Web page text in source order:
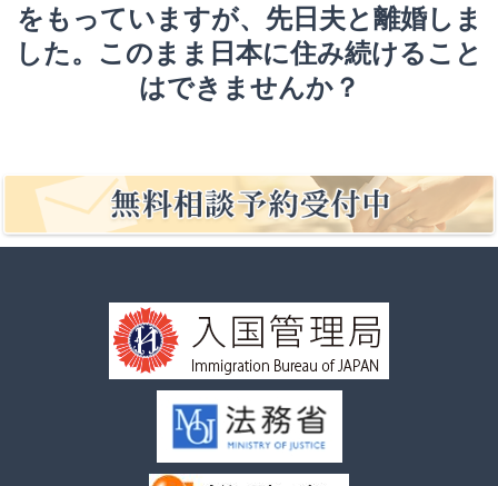
をもっていますが、先日夫と離婚しま
した。このまま日本に住み続けること
はできませんか？